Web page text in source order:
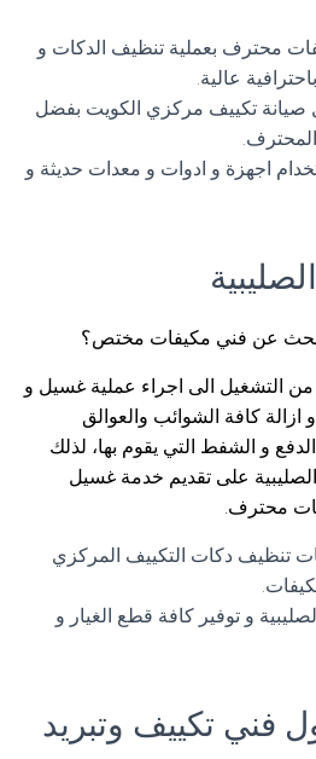
محترف بعملية تنظيف الدكات و
عالية.
صيانة تكييف مركزي الكويت بفضل
اجهزة و ادوات و معدات حديثة و
عن فني مكيفات مختص؟
التشغيل الى اجراء عملية غسيل و
ازالة كافة الشوائب والعوالق
و الشفط التي يقوم بها، لذلك
على تقديم خدمة غسيل
محترف.
تنظيف دكات التكييف المركزي
و توفير كافة قطع الغيار و
فني تكييف وتبريد